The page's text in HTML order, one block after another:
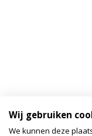
Wij gebruiken
We kunnen deze